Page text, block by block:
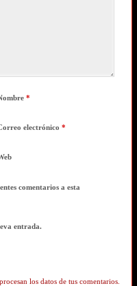
*
electrónico *
comentarios a esta
entrada.
los datos de tus comentarios.